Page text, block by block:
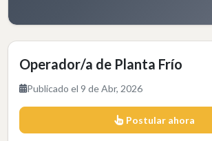
Operador/a de Planta Frío
Publicado el 9 de Abr, 2026
Postular ahora